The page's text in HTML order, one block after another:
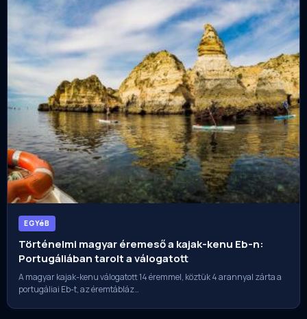
EGYéB
Történelmi magyar éremeső a kajak-kenu Eb-n:
Portugáliában tarolt a válogatott
A magyar kajak-kenu válogatott 14 éremmel, köztük 4 arannyal zárta a
portugáliai Eb-t, az éremtábláz…